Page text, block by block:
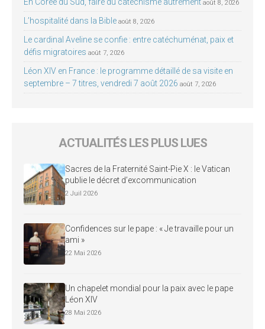
août 8, 2026
L’hospitalité dans la Bible août 8, 2026
Le cardinal Aveline se confie : entre catéchuménat, paix et
défis migratoires août 7, 2026
Léon XIV en France : le programme détaillé de sa visite en
septembre – 7 titres, vendredi 7 août 2026 août 7, 2026
ACTUALITÉS LES PLUS LUES
Sacres de la Fraternité Saint-Pie X : le Vatican
publie le décret d’excommunication
2 Juil 2026
Confidences sur le pape : « Je travaille pour un
ami »
22 Mai 2026
Un chapelet mondial pour la paix avec le pape
Léon XIV
28 Mai 2026